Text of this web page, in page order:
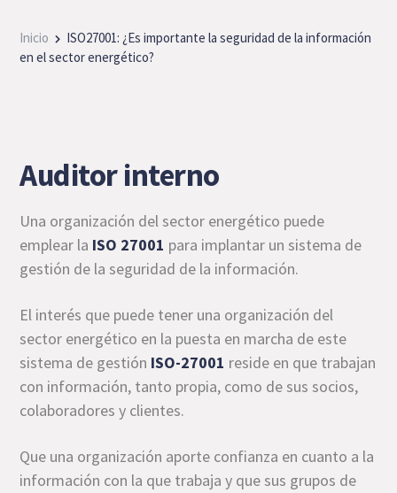
Inicio
ISO27001: ¿Es importante la seguridad de la información
en el sector energético?
Auditor interno
Una organización del sector energético puede
emplear la ISO 27001 para implantar un sistema de
gestión de la seguridad de la información.
El interés que puede tener una organización del
sector energético en la puesta en marcha de este
sistema de gestión ISO-27001 reside en que trabajan
con información, tanto propia, como de sus socios,
colaboradores y clientes.
Que una organización aporte confianza en cuanto a la
información con la que trabaja y que sus grupos de